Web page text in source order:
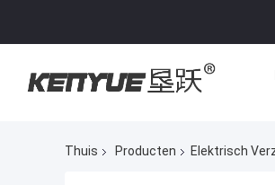
Thuis Producten Elektrisch